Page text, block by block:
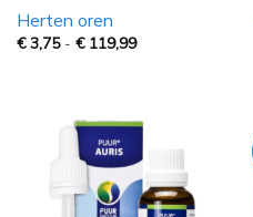
Herten oren
€3,75 - € 119,99Prijsklasse: